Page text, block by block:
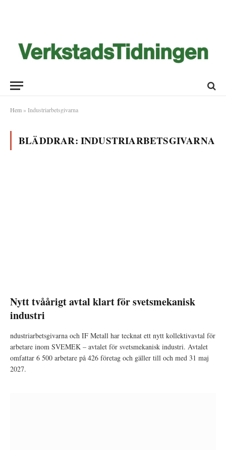
Hem » Industriarbetsgivarna
BLÄDDRAR: INDUSTRIARBETSGIVARNA
Nytt tvåårigt avtal klart för svetsmekanisk
industri
ndustriarbetsgivarna och IF Metall har tecknat ett nytt kollektivavtal för
arbetare inom SVEMEK – avtalet för svetsmekanisk industri. Avtalet
omfattar 6 500 arbetare på 426 företag och gäller till och med 31 maj
2027.